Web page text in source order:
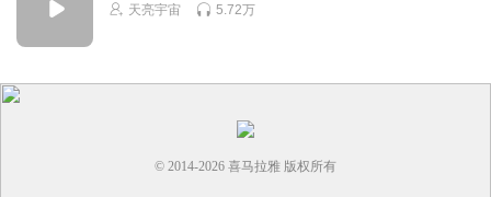
天亮宇宙 5.72万
© 2014-2026 喜马拉雅 版权所有